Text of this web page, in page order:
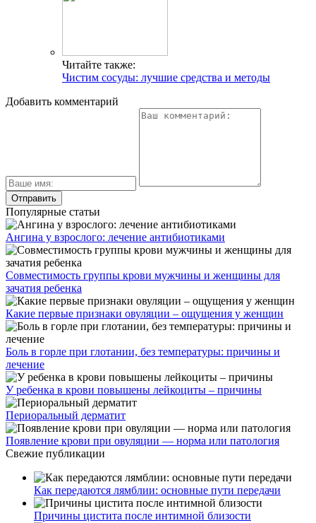
Читайте также:
Чистим сосуды: лучшие средства и методы
Добавить комментарий
Популярные статьи
Ангина у взрослого: лечение антибиотиками
Совместимость группы крови мужчины и женщины для
зачатия ребенка
Какие первые признаки овуляции – ощущения у женщин
Боль в горле при глотании, без температуры: причины и
лечение
У ребенка в крови повышены лейкоциты – причины
Периоральный дерматит
Появление крови при овуляции — норма или патология
Свежие публикации
Как передаются лямблии: основные пути передачи
Причины цистита после интимной близости